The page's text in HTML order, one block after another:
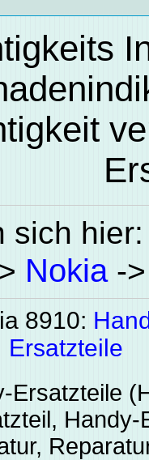
sich
Nokia-
8910:
Ersatzteile
Ersatzteile
Handy-